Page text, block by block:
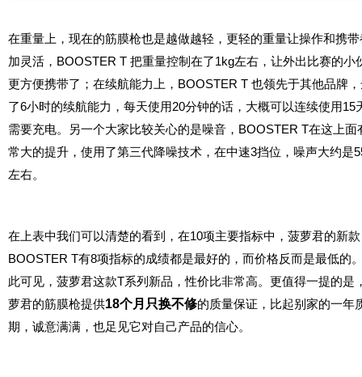
在重量上，现在的筋膜枪也是越做越轻，更轻的重量让操作和携
加灵活 ，BOOSTER T 把重量控制在了1kg左右 ，让外出比赛的小
更方便携带了；在续航能力上，BOOSTER T 也领先于其他品牌
了6小时的续航能力，每天使用20分钟的话，大概可以连续使用15
需要充电。另一个大家比较关心的是噪音，BOOSTER T在这上面
常大的提升，使用了第三代降噪技术，在中速3挡位，噪声大约是
左右。
在上表中我们可以清楚的看到，在10项主要指标中，菠萝君的新款
BOOSTER T有8项指标的成绩都是最好的，而价格反而是最低的
此可见，菠萝君这款T系列新品，性价比非常高。更值得一提的是
萝君的筋膜枪提供18个月只换不修的质量保证，比起别家的一年
期，诚意满满，也足见它对自己产品的信心。